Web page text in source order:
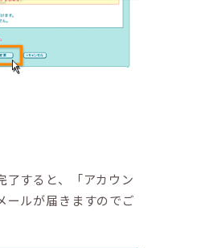
了すると、「アカウン
ールが届きますのでご